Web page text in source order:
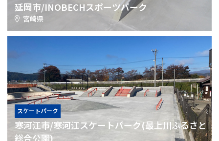
延岡市/INOBECHスポーツパーク
宮崎県
スケートパーク
寒河江市/寒河江スケートパーク(最上川ふるさと
総合公園)